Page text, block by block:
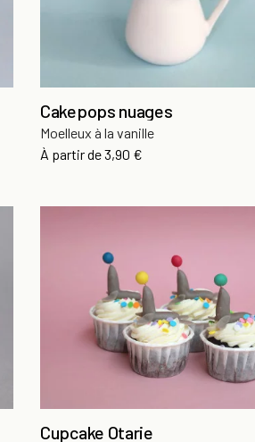
Cakepops nuages
Moelleux à la vanille
À partir dePrix
3,90 €
Cupcake Otarie